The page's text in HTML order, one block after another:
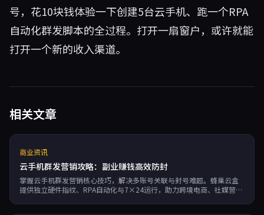
号，花10块钱体验一下创建5台云手机、跑一个RPA
自动化群发脚本的全过程。打开一扇窗户，或许就能
打开一个新的收入渠道。
相关文章
商业资讯
云手机群发营销攻略：副业赚钱高效防封
掌握云手机群发营销核心技巧，解决多账号关联与封号难题。蜂巢云盒
提供独立硬件指纹、RPA自动化与7×24运行，助力跨境电商、社媒营